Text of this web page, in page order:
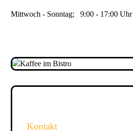
Mittwoch - Sonntag; 9:00 - 17:00 Uhr
Kontakt